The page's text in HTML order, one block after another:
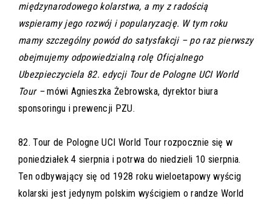
międzynarodowego kolarstwa, a my z radością
wspieramy jego rozwój i popularyzację. W tym roku
mamy szczególny powód do satysfakcji – po raz pierwszy
obejmujemy odpowiedzialną rolę Oficjalnego
Ubezpieczyciela 82. edycji Tour de Pologne UCI World
Tour –mówi Agnieszka Żebrowska, dyrektor biura
sponsoringu i prewencji PZU.
82. Tour de Pologne UCI World Tour rozpocznie się w
poniedziałek 4 sierpnia i potrwa do niedzieli 10 sierpnia.
Ten odbywający się od 1928 roku wieloetapowy wyścig
kolarski jest jedynym polskim wyścigiem o randze World